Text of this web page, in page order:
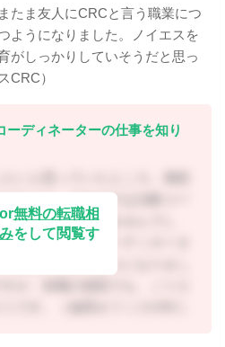
たま友人にCRCと言う職業につ
ようになりました。ノイエスを
がしっかりしていそうだと思っ
CRC）
ーディネーターの仕事を知り
ました。それまでは治験コー
あることを知りませんでし
うちに、治験コーディネータ
みたいと思うようになりまし
無料の転職相
をして閲覧す